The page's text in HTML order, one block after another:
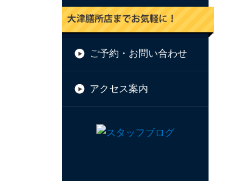
ご予約・お問い合わせ
アクセス案内